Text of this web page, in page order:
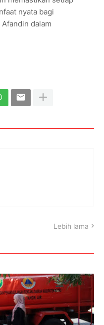
nyata bagi
Afandin dalam
Lebih lama